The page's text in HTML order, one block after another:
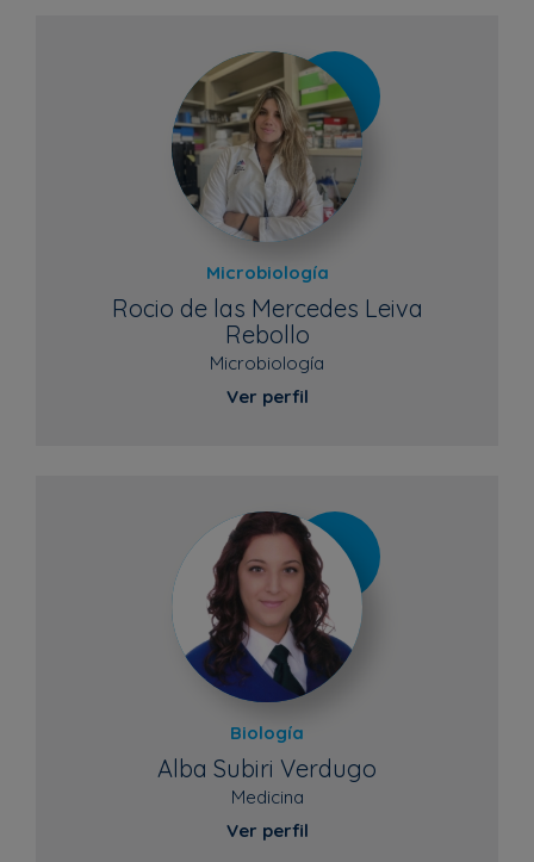
Microbiología
Rocio de las Mercedes Leiva
Rebollo
Microbiología
Ver perfil
Biología
Alba Subiri Verdugo
Medicina
Ver perfil